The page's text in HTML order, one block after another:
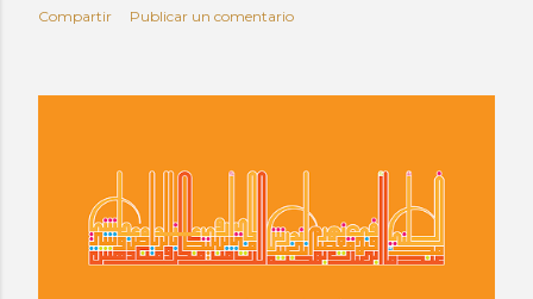
Compartir Publicar un comentario